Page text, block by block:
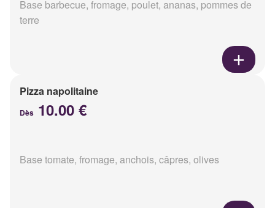
Base barbecue, fromage, poulet, ananas, pommes de
terre
Pizza napolitaine
Dès 10.00 €
Base tomate, fromage, anchois, câpres, olives